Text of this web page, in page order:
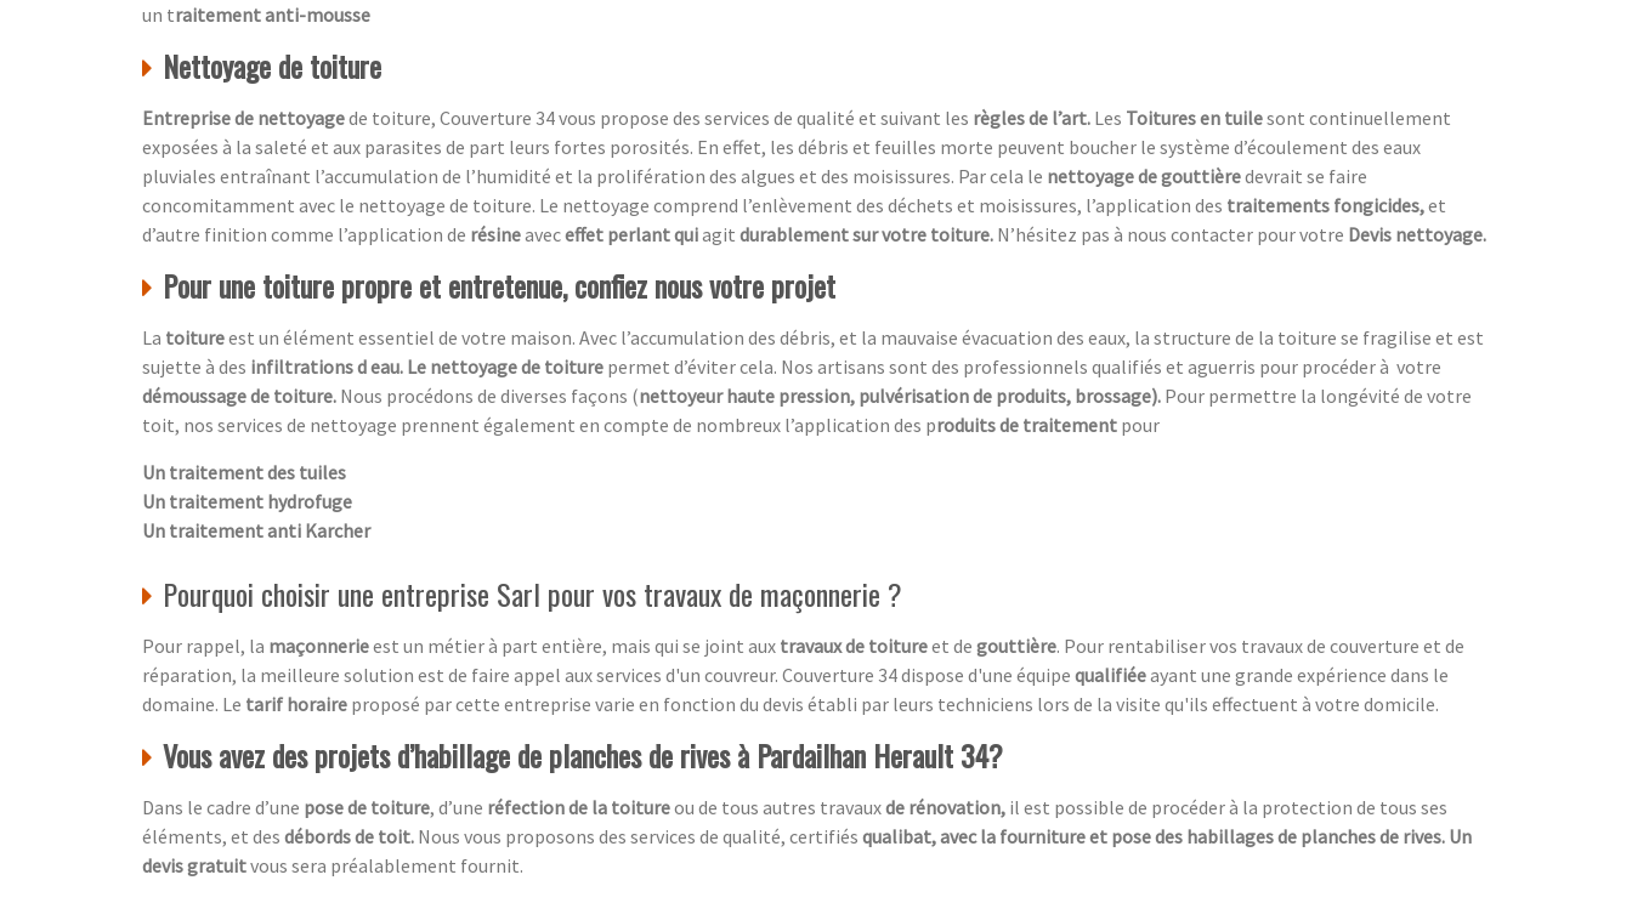
un traitement anti-mousse
Nettoyage de toiture
Entreprise de nettoyagede toiture, Couverture 34 vous propose des services de qualité et suivant les règles de l’art. Les Toitures en tuilesont continuellement
exposées à la saleté et aux parasites de part leurs fortes porosités. En effet, les débris et feuilles morte peuvent boucher le système d’écoulement des eaux
pluviales entraînant l’accumulation de l’humidité et la prolifération des algues et des moisissures. Par cela le nettoyage de gouttièredevrait se faire
concomitamment avec le nettoyage de toiture. Le nettoyage comprend l’enlèvement des déchets et moisissures, l’application des traitements fongicides,et
d’autre finition comme l’application de résineaveceffet perlant quiagit durablement sur votre toiture. N’hésitez pas à nous contacter pour votre Devis nettoyage.
Pour une toiture propre et entretenue, confiez nous votre projet
La toitureest un élément essentiel de votre maison. Avec l’accumulation des débris, et la mauvaise évacuation des eaux, la structure de la toiture se fragilise et est
sujette à des infiltrations d eau. Le nettoyage de toiture permet d’éviter cela. Nos artisans sont des professionnels qualifiés et aguerris pour procéder à votre
démoussage de toiture. Nous procédons de diverses façons (nettoyeur haute pression, pulvérisation de produits, brossage). Pour permettre la longévité de votre
toit, nos services de nettoyage prennent également en compte de nombreux l’application des produits de traitement pour
Un traitement des tuiles
Un traitement hydrofuge
Un traitement anti Karcher
Pourquoi choisir une entreprise Sarl pour vos travaux de maçonnerie ?
Pour rappel, la maçonnerieest un métier à part entière, mais qui se joint aux travaux de toitureet de gouttière. Pour rentabiliser vos travaux de couverture et de
réparation, la meilleure solution est de faire appel aux services d'un couvreur. Couverture 34 dispose d'une équipe qualifiéeayant une grande expérience dans le
domaine. Le tarif horaire proposé par cette entreprise varie en fonction du devis établi par leurs techniciens lors de la visite qu'ils effectuent à votre domicile.
Vous avez des projets d’habillage de planches de rives à Pardailhan Herault 34?
Dans le cadre d’une pose de toiture, d’une réfection de la toitureou de tous autres travauxde rénovation, il est possible de procéder à la protection de tous ses
éléments, et des débords de toit. Nous vous proposons des services de qualité, certifiés qualibat, avec la fourniture et pose des habillages de planches de rives. Un
devis gratuitvous sera préalablement fournit.